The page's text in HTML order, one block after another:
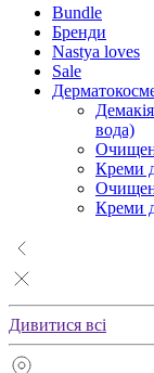
Bundle
Бренди
Nastya loves
Sale
вода)
Креми
Креми
Дивитися всі